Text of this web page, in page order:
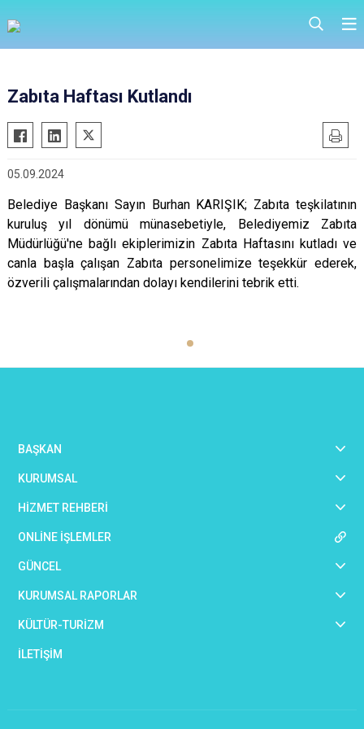
Zabıta Haftası Kutlandı
05.09.2024
Belediye Başkanı Sayın Burhan KARIŞIK; Zabıta teşkilatının
kuruluş yıl dönümü münasebetiyle, Belediyemiz Zabıta
Müdürlüğü'ne bağlı ekiplerimizin Zabıta Haftasını kutladı ve
canla başla çalışan Zabıta personelimize teşekkür ederek,
özverili çalışmalarından dolayı kendilerini tebrik etti.
BAŞKAN
KURUMSAL
HİZMET REHBERİ
ONLİNE İŞLEMLER
GÜNCEL
KURUMSAL RAPORLAR
KÜLTÜR-TURİZM
İLETİŞİM